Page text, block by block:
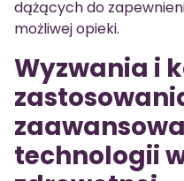
dążących do
możliwej opieki.
Wyzwania i
technologii